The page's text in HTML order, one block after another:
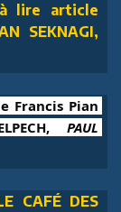
lire article
SEKNAGI,
Francis Pian
PAUL
CAFÉ DES